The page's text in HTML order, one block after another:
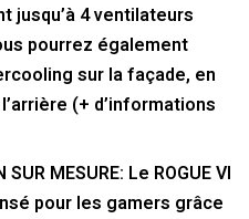
jusqu’à 4 ventilateurs
pourrez également
sur la façade, en
(+ d’informations
SUR MESURE: Le ROGUE VI
pour les gamers grâce